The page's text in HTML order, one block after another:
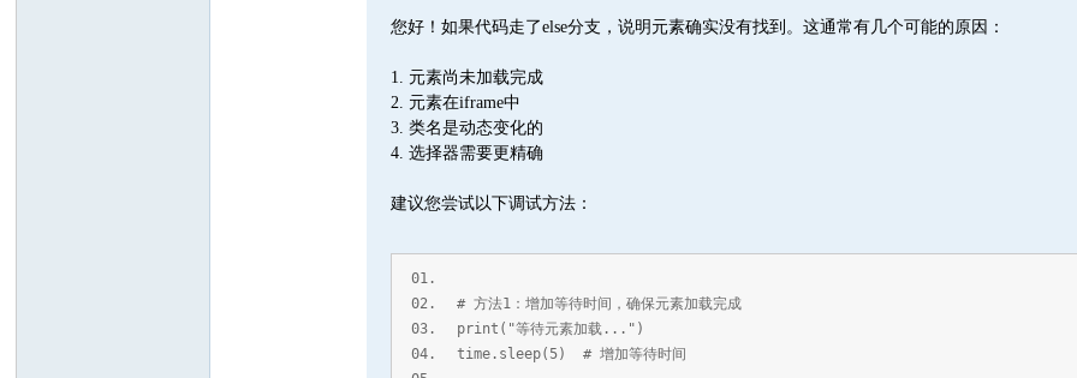
您好！如果代码走了else分支，说明元素确实没有找到。这通常有几个可能的原因：
1. 元素尚未加载完成
2. 元素在iframe中
3. 类名是动态变化的
4. 选择器需要更精确
建议您尝试以下调试方法：
# 方法1：增加等待时间，确保元素加载完成
print("等待元素加载...")
time.sleep(5) # 增加等待时间